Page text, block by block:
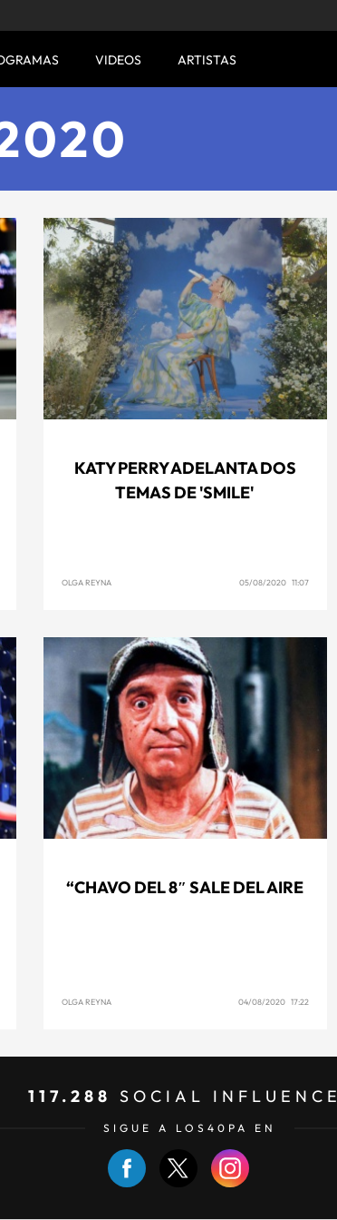
VIDEOS ARTISTAS
KATY PERRY ADELANTA DOS
TEMAS DE 'SMILE'
OLGA REYNA 05/08/2020 11:07
“CHAVO DEL 8″ SALE DEL AIRE
OLGA REYNA 04/08/2020 17:22
117.288 SOCIAL INFLUENCE
SIGUE A LOS40PA EN